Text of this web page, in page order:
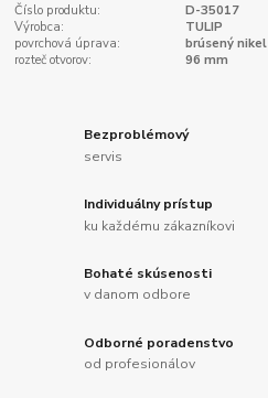
Číslo produktu:
D-35017
Výrobca:
TULIP
povrchová úprava:
brúsený nikel
rozteč otvorov:
96 mm
Bezproblémový
servis
Individuálny prístup
ku každému zákazníkovi
Bohaté skúsenosti
v danom odbore
Odborné poradenstvo
od profesionálov